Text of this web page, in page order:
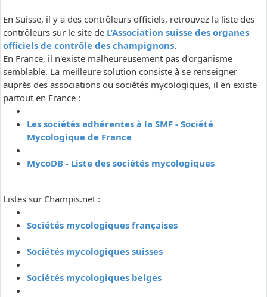
En Suisse, il y a des contrôleurs officiels, retrouvez la liste des
contrôleurs sur le site de L’Association suisse des organes
officiels de contrôle des champignons.
En France, il n'existe malheureusement pas d'organisme
semblable. La meilleure solution consiste à se renseigner
auprès des associations ou sociétés mycologiques, il en existe
partout en France :
Les sociétés adhérentes à la SMF - Société
Mycologique de France
MycoDB - Liste des sociétés mycologiques
Listes sur Champis.net :
Sociétés mycologiques françaises
Sociétés mycologiques suisses
Sociétés mycologiques belges